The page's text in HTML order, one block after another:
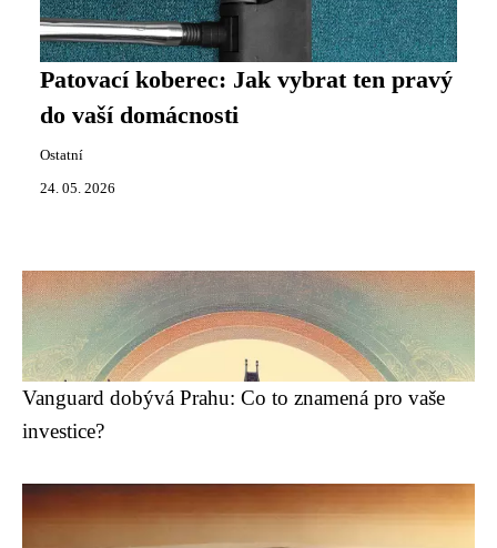
Patovací koberec: Jak vybrat ten pravý
do vaší domácnosti
Ostatní
24. 05. 2026
Vanguard dobývá Prahu: Co to znamená pro vaše
investice?